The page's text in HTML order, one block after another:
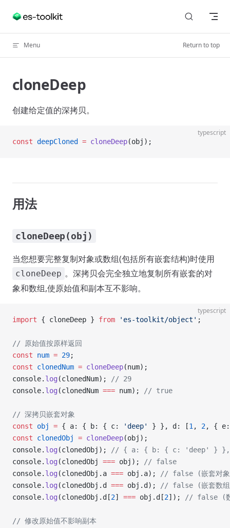
Skip to content
Menu Return to top
cloneDeep
创建给定值的深拷贝。
typescript
const deepCloned = cloneDeep(obj);
用法
cloneDeep(obj)
当您想要完整复制对象或数组(包括所有嵌套结构)时使用
cloneDeep 。深拷贝会完全独立地复制所有嵌套的对
象和数组,使原始值和副本互不影响。
typescript
import { cloneDeep } from 'es-toolkit/object' ;
// 原始值按原样返回
const num = 29;
const clonedNum = cloneDeep(num);
console. log (clonedNum);
// 29
console. log (clonedNum === num); // true
// 深拷贝嵌套对象
const obj = { a: { b: { c: 'deep' } }, d: [1 , 2, {
const clonedObj = cloneDeep(obj);
console. log (clonedObj);
// { a: { b: { c: 'deep' }
console. log (clonedObj === obj);
// false
console. log (clonedObj.a === obj.a);
// false (嵌套对象
console. log (clonedObj.d === obj.d);
// false (嵌套数组
console. log (clonedObj.d[2] === obj.d[2]); // false (数
// 修改原始值不影响副本